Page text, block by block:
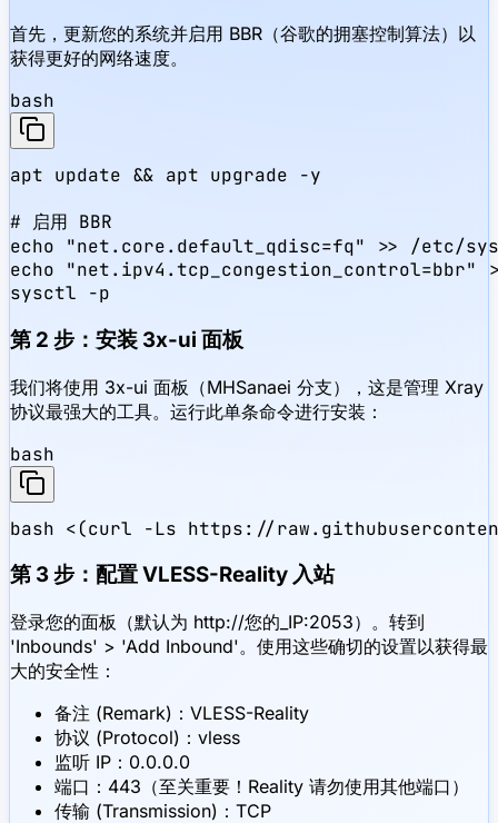
首先，更新您的系统并启用 BBR（谷歌的拥塞控制算法）以
获得更好的网络速度。
bash
apt update && apt upgrade -y
# 启用 BBR
echo "net.core.default_qdisc=fq" >> /etc/
echo
sysctl -p
第 2 步：安装 3x-ui 面板
我们将使用 3x-ui 面板（MHSanaei 分支），这是管理 Xray
协议最强大的工具。运行此单条命令进行安装：
bash
bash <(curl -Ls https://
第 3 步：配置 VLESS-Reality 入站
登录您的面板（默认为 http://您的_IP:2053）。转到
'Inbounds' > 'Add Inbound'。使用这些确切的设置以获得最
大的安全性：
备注 (Remark)：VLESS-Reality
协议 (Protocol)：vless
监听 IP：0.0.0.0
端口：443（至关重要！Reality 请勿使用其他端口）
传输 (Transmission)：TCP